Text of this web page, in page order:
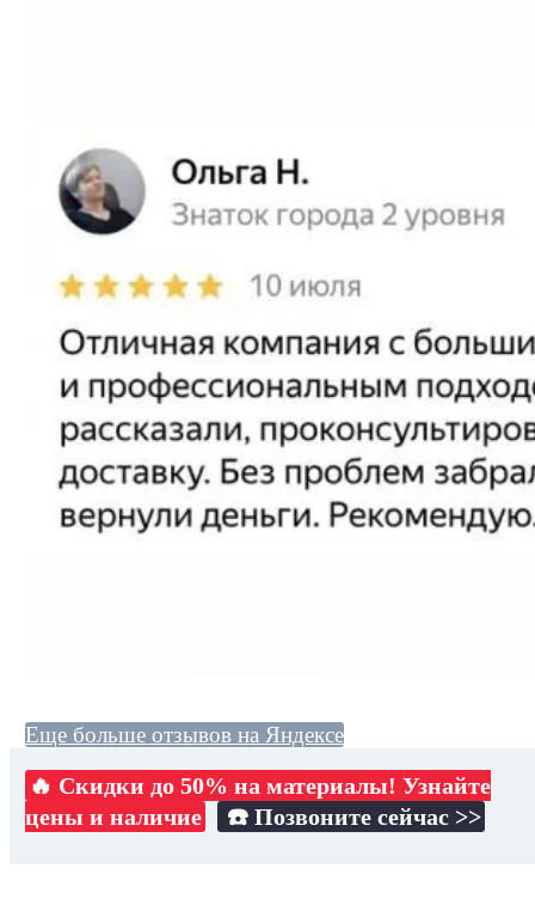
Еще больше отзывов на Яндексе
🔥 Скидки до 50% на материалы! Узнайте
цены и наличие
☎️ Позвоните сейчас >>